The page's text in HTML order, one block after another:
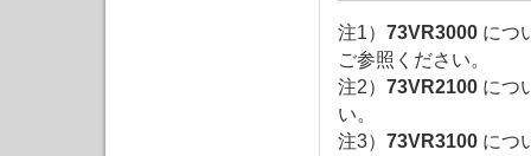
注1） 73VR3000 につ
ご参照ください。
注2） 73VR2100 につ
い。
注3） 73VR3100 につ